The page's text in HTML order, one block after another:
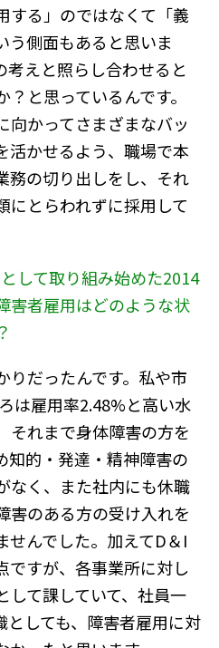
する」のではなくて「義
う側面もあると思いま
考えと照らし合わせると
と思っているんです。
向かってさまざまなバッ
活かせるよう、職場で本
務の切り出しをし、それ
にとらわれずに採用して
して取り組み始めた2014
害者雇用はどのような状
りだったんです。私や市
は雇用率2.48%と高い水
それまで身体障害の方を
知的・発達・精神障害の
なく、また社内にも休職
害のある方の受け入れを
せんでした。加えてD＆I
ですが、各事業所に対し
して課していて、社員一
としても、障害者雇用に対